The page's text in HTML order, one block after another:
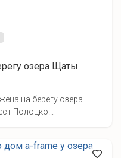
озера Щаты
на берегу озера
Полоцко...